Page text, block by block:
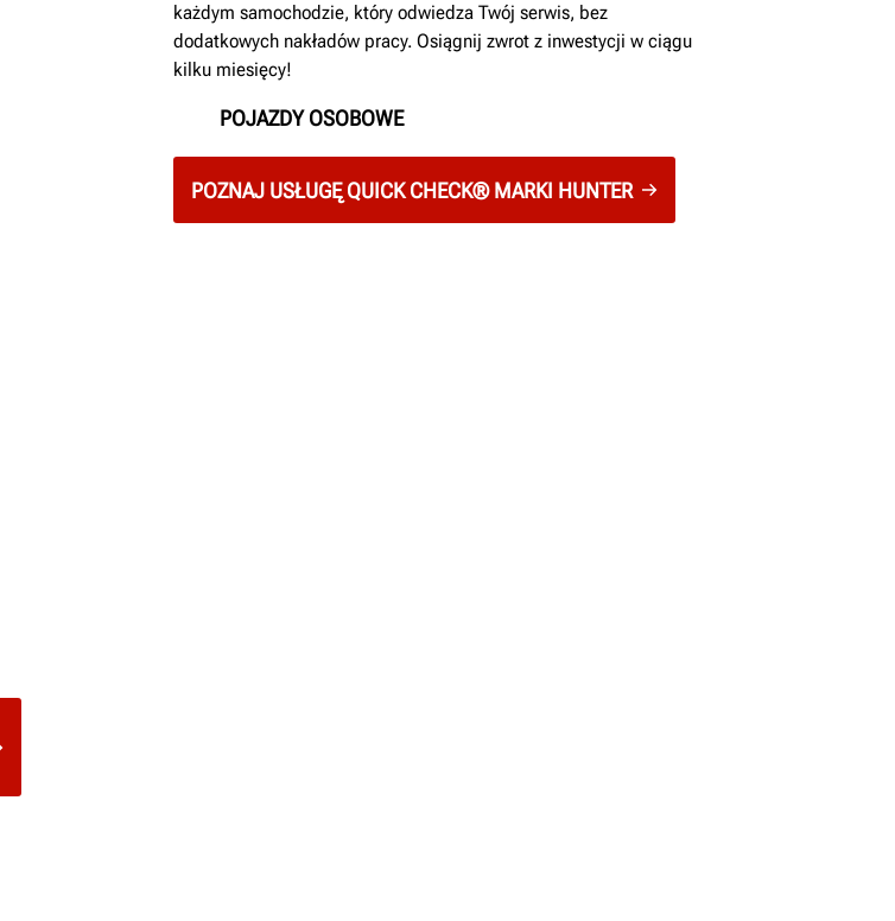
każdym samochodzie, który odwiedza Twój serwis, bez
dodatkowych nakładów pracy. Osiągnij zwrot z inwestycji w ciągu
kilku miesięcy!
POJAZDY OSOBOWE
POZNAJ USŁUGĘ QUICK CHECK® MARKI HUNTER